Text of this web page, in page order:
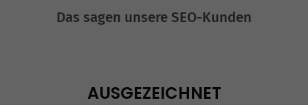
Das sagen unsere SEO-Kunden
AUSGEZEICHNET